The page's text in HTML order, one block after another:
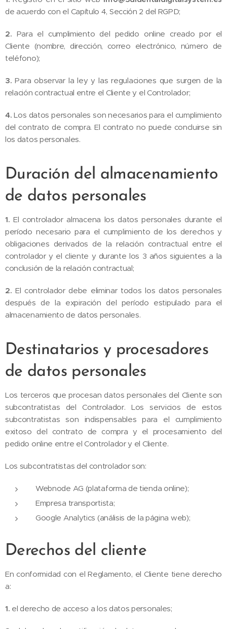
de acuerdo con el Capítulo 4, Sección 2 del RGPD;
2. Para el cumplimiento del pedido online creado por el
Cliente (nombre, dirección, correo electrónico, número de
teléfono);
3.Para observar la ley y las regulaciones que surgen de la
relación contractual entre el Cliente y el Controlador;
4.Los datos personales son necesarios para el cumplimiento
del contrato de compra. El contrato no puede concluirse sin
los datos personales.
Duración del almacenamiento
de datos personales
1.El controlador almacena los datos personales durante el
período necesario para el cumplimiento de los derechos y
obligaciones derivados de la relación contractual entre el
controlador y el cliente y durante los 3 años siguientes a la
conclusión de la relación contractual;
2.El controlador debe eliminar todos los datos personales
después de la expiración del período estipulado para el
almacenamiento de datos personales.
Destinatarios y procesadores
de datos personales
Los terceros que procesan datos personales del Cliente son
subcontratistas del Controlador. Los servicios de estos
subcontratistas son indispensables para el cumplimiento
exitoso del contrato de compra y el procesamiento del
pedido online entre el Controlador y el Cliente.
Los subcontratistas del controlador son:
Webnode AG (plataforma de tienda online);
Empresa transportista;
Google Analytics (análisis de la página web);
Derechos del cliente
En conformidad con el Reglamento, el Cliente tiene derecho
a:
1. el derecho de acceso a los datos personales;